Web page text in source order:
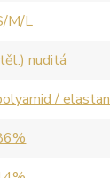
M/L
nuditá
/ elastan